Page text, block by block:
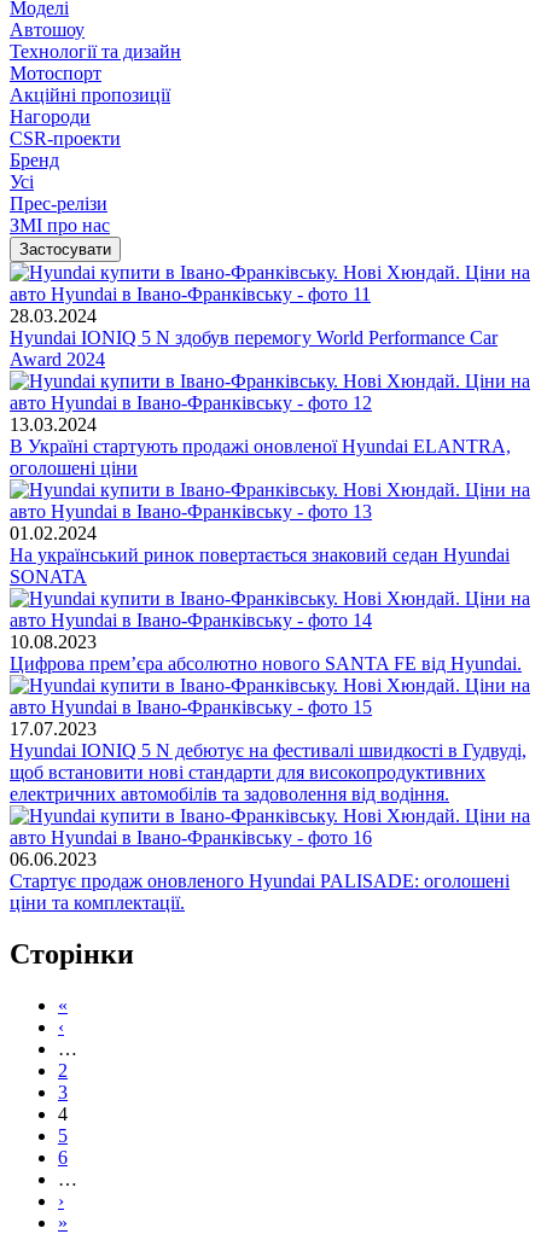
Моделі
Автошоу
Технології та дизайн
Мотоспорт
Акційні пропозиції
Нагороди
CSR-проекти
Бренд
Усі
Прес-релізи
ЗМІ про нас
28.03.2024
Hyundai IONIQ 5 N здобув перемогу World Performance Car
Award 2024
13.03.2024
В Україні стартують продажі оновленої Hyundai ELANTRA,
оголошені ціни
01.02.2024
На український ринок повертається знаковий седан Hyundai
SONATA
10.08.2023
Цифрова прем’єра абсолютно нового SANTA FE від Hyundai.
17.07.2023
Hyundai IONIQ 5 N дебютує на фестивалі швидкості в Гудвуді,
щоб встановити нові стандарти для високопродуктивних
електричних автомобілів та задоволення від водіння.
06.06.2023
Стартує продаж оновленого Hyundai PALISADE: оголошені
ціни та комплектації.
Сторінки
«
‹
…
2
3
4
5
6
…
›
»